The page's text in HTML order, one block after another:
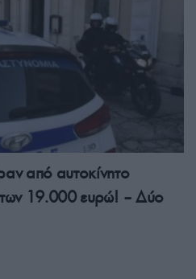
από αυτοκίνητο
των 19.000 ευρώ! – Δύο